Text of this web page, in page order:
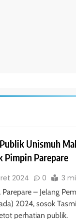
Unismuh
Pimpin Parepare
2024 0 3
– Jelang
2024, sosok
perhatian publik.